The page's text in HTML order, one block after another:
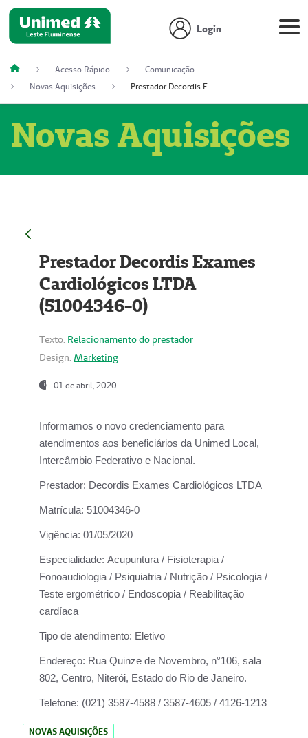
Login
Acesso Rápido
Comunicação
Novas Aquisições
Prestador Decordis Exames Cardiológicos LTDA (51004346-0)
Novas Aquisições
Prestador Decordis Exames
Cardiológicos LTDA
(51004346-0)
Texto: Relacionamento do prestador
Design: Marketing
01 de abril, 2020
Informamos o novo credenciamento para
atendimentos aos beneficiários da Unimed Local,
Intercâmbio Federativo e Nacional.
Prestador: Decordis Exames Cardiológicos LTDA
Matrícula: 51004346-0
Vigência: 01/05/2020
Especialidade: Acupuntura / Fisioterapia /
Fonoaudiologia / Psiquiatria / Nutrição / Psicologia /
Teste ergométrico / Endoscopia / Reabilitação
cardíaca
Tipo de atendimento: Eletivo
Endereço: Rua Quinze de Novembro, n°106, sala
802, Centro, Niterói, Estado do Rio de Janeiro.
Telefone: (021) 3587-4588 / 3587-4605 / 4126-1213
NOVAS AQUISIÇÕES